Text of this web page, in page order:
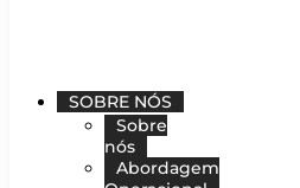
SOBRE NÓS
Sobre
nós
Abordagem